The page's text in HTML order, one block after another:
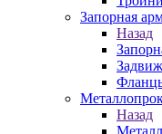
Запорная
Назад
Назад